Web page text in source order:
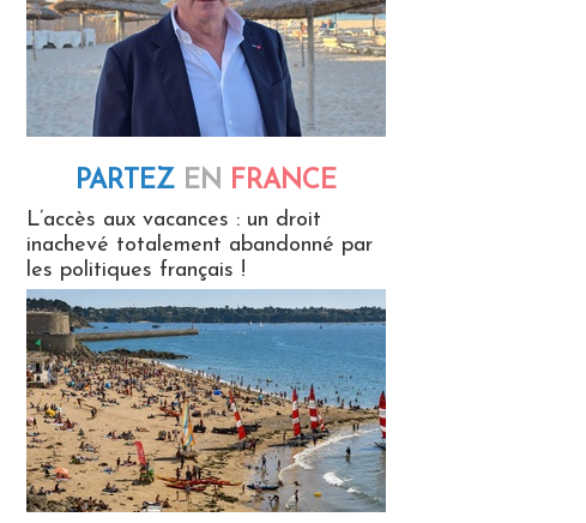
PARTEZ EN FRANCE
L’accès aux vacances : un droit
inachevé totalement abandonné par
les politiques français !